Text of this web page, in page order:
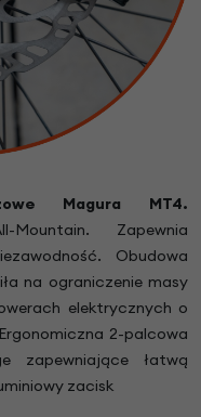
Magura MT4.
Zapewnia
Obudowa
na ograniczenie masy
elektrycznych o
2-palcowa
zapewniające łatwą
zacisk